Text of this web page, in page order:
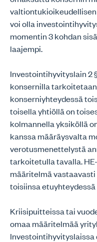
voi olla
momentin 3 kohdan
laajempi.
Investointihyvityslain 2
konsernilla
konserniyhteydessä
toisella yhtiöllä on
kolmannella yksiköllä
kanssa määräysvalta
verotusmenettelystä
tarkoitetulla tavalla.
määritelmä
toisiinsa
Kriisipuitteissa tai
omaa määritelmää
Investointihyvityslaissa